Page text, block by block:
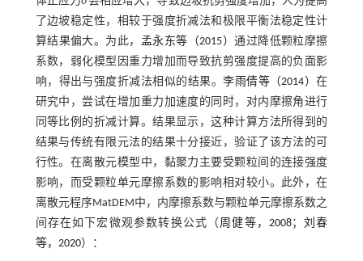
σ
了边坡稳定性，相较于强度折减法和极限平衡法稳定性计
算结果偏大。为此， 孟永东等（2015）通过降低颗粒摩擦
系数，弱化模型因重力增加而导致抗剪强度提高的负面影
响，得出与强度折减法相似的结果。李雨倩等（2014）在
研究中，尝试在增加重力加速度的同时，对内摩擦角进行
同等比例的折减计算。结果显示，这种计算方法所得到的
结果与传统有限元法的结果十分接近，验证了该方法的可
行性。在离散元模型中，黏聚力主要受颗粒间的连接强度
影响，而受颗粒单元摩擦系数的影响相对较小。此外，在
离散元程序MatDEM中，内摩擦系数与颗粒单元摩擦系数之
间存在如下宏微观参数转换公式（周健等，2008； 刘春
等，2020）：